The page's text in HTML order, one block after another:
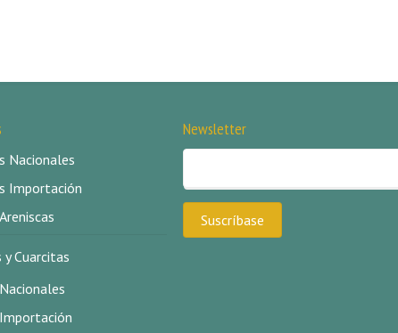
Nacionales
Importación
y Cuarcitas
Newsletter